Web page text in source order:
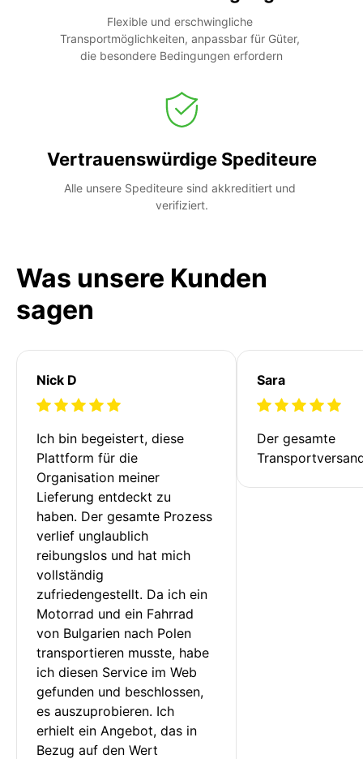
Flexible und erschwingliche
Transportmöglichkeiten, anpassbar für Güter,
die besondere Bedingungen erfordern
Vertrauenswürdige Spediteure
Alle unsere Spediteure sind akkreditiert und
verifiziert.
Was unsere Kunden
sagen
Nick D
Ich bin begeistert, diese
Plattform für die
Organisation meiner
Lieferung entdeckt zu
haben. Der gesamte Prozess
verlief unglaublich
reibungslos und hat mich
vollständig
zufriedengestellt. Da ich ein
Motorrad und ein Fahrrad
von Bulgarien nach Polen
transportieren musste, habe
ich diesen Service im Web
gefunden und beschlossen,
es auszuprobieren. Ich
erhielt ein Angebot, das in
Bezug auf den Wert
Sara
Der gesamte